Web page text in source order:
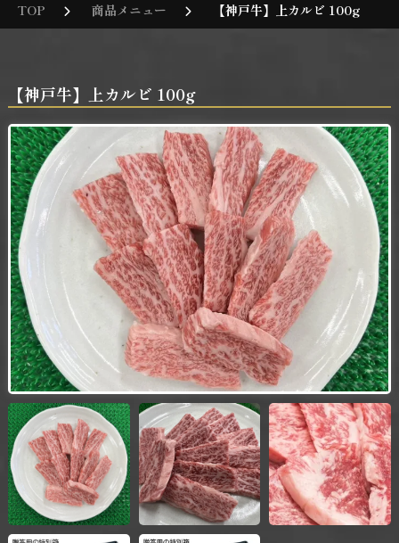
TOP 商品メニュー 【神戸牛】上カルビ 100g
【神戸牛】上カルビ 100g